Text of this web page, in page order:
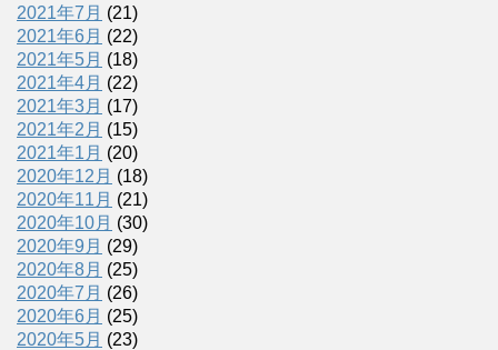
2021年7月 (21)
2021年6月 (22)
2021年5月 (18)
2021年4月 (22)
2021年3月 (17)
2021年2月 (15)
2021年1月 (20)
2020年12月 (18)
2020年11月 (21)
2020年10月 (30)
2020年9月 (29)
2020年8月 (25)
2020年7月 (26)
2020年6月 (25)
2020年5月 (23)